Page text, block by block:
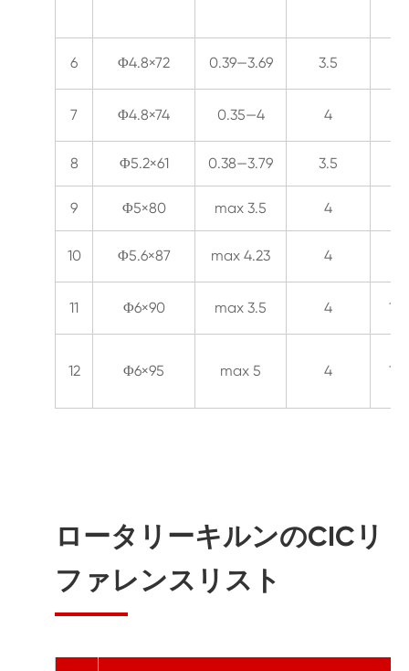
6 Φ4.8×72 0.39—3.69 3.5
7 Φ4.8×74 0.35—4 4
8 Φ5.2×61 0.38—3.79 3.5
9 Φ5×80 max 3.5 4
10 Φ5.6×87 max 4.23 4
11 Φ6×90 max 3.5 4
12 Φ6×95 max 5 4
ロータリーキルンのCICリ
ファレンスリスト